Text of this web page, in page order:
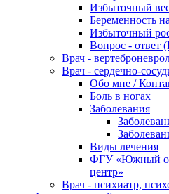
Избыточный
Беременность
Избыточный
Вопрос - ответ
Врач -
Врач - сердечно-
Обо мне /
Боль в ногах
Заболевания
Виды лечения
ФГУ «Южный
центр»
Врач - психиатр,